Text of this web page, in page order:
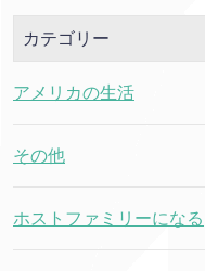
カテゴリー
アメリカの生活
その他
ホストファミリーになる